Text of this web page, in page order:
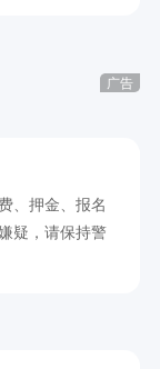
广告
、押金、报名
疑，请保持警